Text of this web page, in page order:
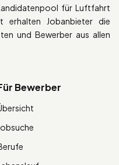
für Luftfahrt
erhalten Jobanbieter die
und Bewerber aus allen
Bewerber